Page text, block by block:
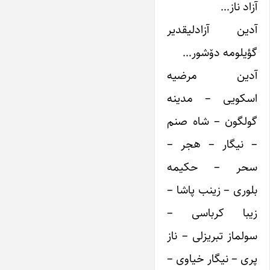
آزاد ناز…
آدین آزادلیقدیر
گؤیلومه دۆشور…
آدین مرضیه
اسکویی – مدینه
گولگون – شاه صنم
– نیگار – هجر –
سحر – حکیمه
بلوری – زینب پاشا –
زیبا کرباسی –
سولماز تبریزلی – ناز
پری – نیگار خیاوی –